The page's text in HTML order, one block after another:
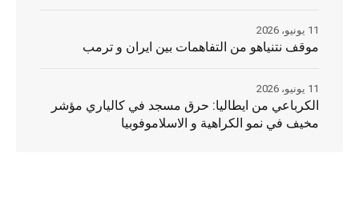
موقف نتنياهو من التفاهمات بين ايران و ترمب
11 يونيو، 2026
الكرباعي من ايطاليا: حرق مسجد في كالياري مؤشر
مخيف في نمو الكراهية و الاسلاموفوبيا
11 يونيو، 2026